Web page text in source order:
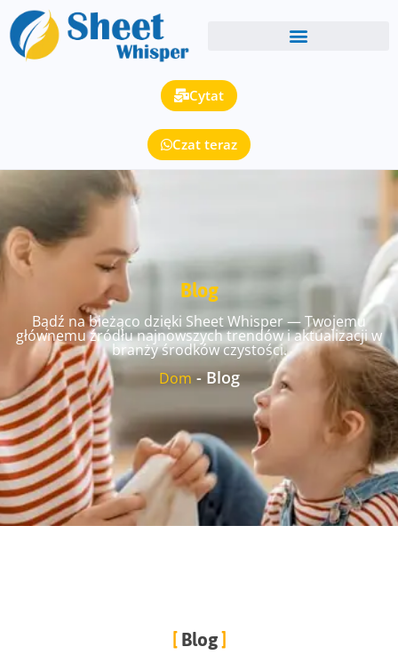
Cytat
Czat teraz
Blog
Bądź na bieżąco dzięki Sheet Whisper — Twojemu
głównemu źródłu najnowszych trendów i aktualizacji w
branży środków czystości.
Dom-Blog
Blog